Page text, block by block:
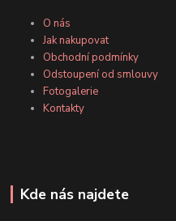
O nás
Jak nakupovat
Obchodní podmínky
Odstoupení od smlouvy
Fotogalerie
Kontakty
Kde nás najdete